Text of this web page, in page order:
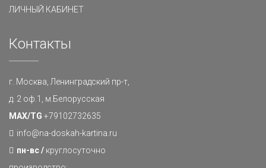
ЛИЧНЫЙ КАБИНЕТ
Контакты
г. Москва, Ленинградский пр-т,
д. 2 оф.1, м.Белорусская
MAX/TG +79102732635
info@na-doskah-kartina.ru
пн-вс / круглосуточно